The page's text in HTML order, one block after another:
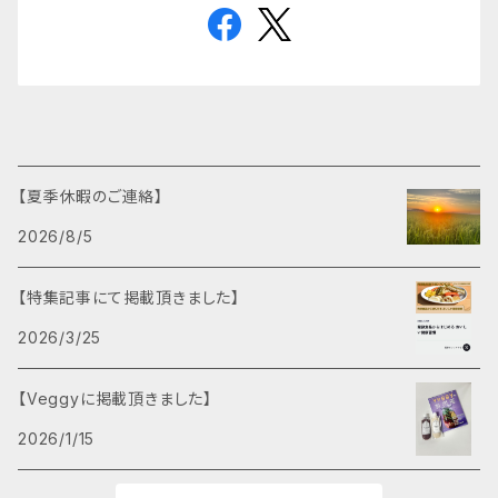
【夏季休暇のご連絡】
2026/8/5
【特集記事にて掲載頂きました】
2026/3/25
【Veggyに掲載頂きました】
2026/1/15